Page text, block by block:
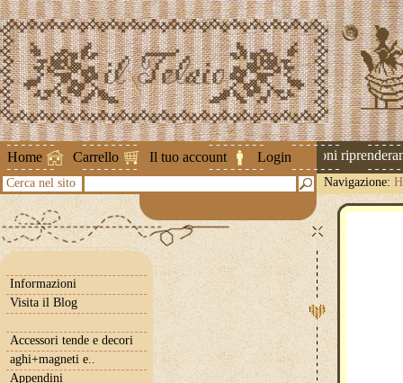
Home Carrello Il tuo account Login
Attenzione ! Le spedizioni
Cerca nel sito Navigazione:
Informazioni
Visita il Blog
Accessori tende e decori
aghi+magneti e..
Appendini